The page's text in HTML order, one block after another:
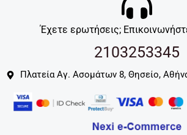
Έχετε ερωτήσεις;
2103253345
Πλατεία Αγ. Ασομάτων 8, Θησείο,